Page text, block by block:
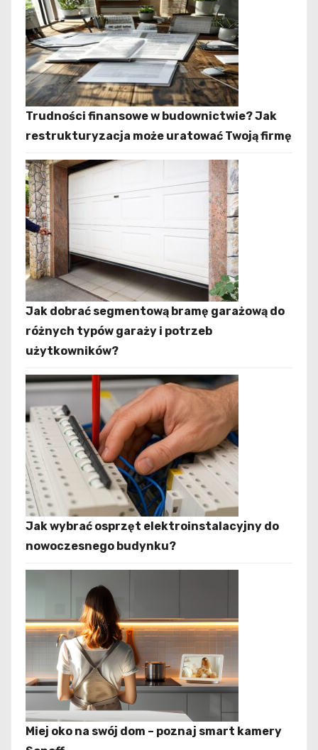
Trudności finansowe w budownictwie? Jak
restrukturyzacja może uratować Twoją firmę
Jak dobrać segmentową bramę garażową do
różnych typów garaży i potrzeb
użytkowników?
Jak wybrać osprzęt elektroinstalacyjny do
nowoczesnego budynku?
Miej oko na swój dom – poznaj smart kamery